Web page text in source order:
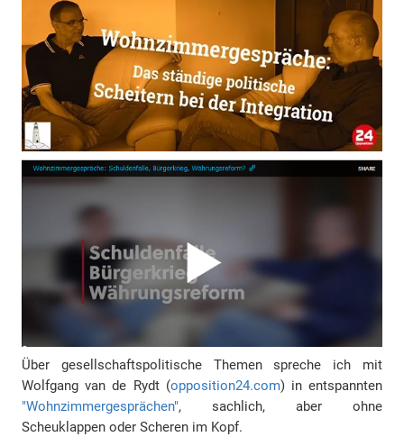
Über gesellschaftspolitische Themen spreche ich mit
Wolfgang van de Rydt (opposition24.com) in entspannten
"Wohnzimmergesprächen", sachlich, aber ohne
Scheuklappen oder Scheren im Kopf.